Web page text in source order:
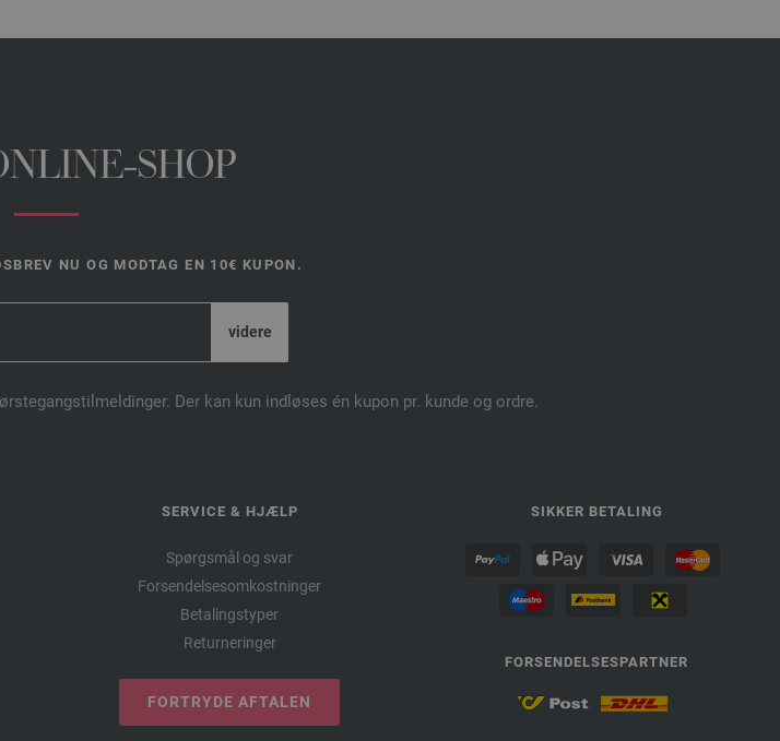
SHOP
NU OG MODTAG EN 10€ KUPON.
Der kan kun indløses én kupon pr. kunde og ordre.
SERVICE & HJÆLP
Spørgsmål og svar
Forsendelsesomkostninger
Betalingstyper
Returneringer
FORTRYDE AFTALEN
SIKKER BETALING
FORSENDELSESPARTNER